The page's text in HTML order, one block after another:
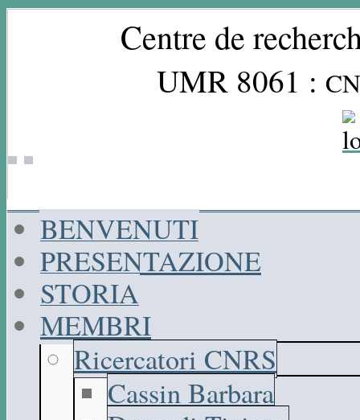
Centre de
UMR 8061 :
BENVENUTI
PRESENTAZIONE
STORIA
MEMBRI
Ricercatori CNRS
Cassin Barbara